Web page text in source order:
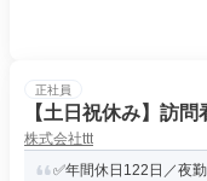
正社員
【土日祝休み】訪
株式会社ttt
✅年間休日122日／夜